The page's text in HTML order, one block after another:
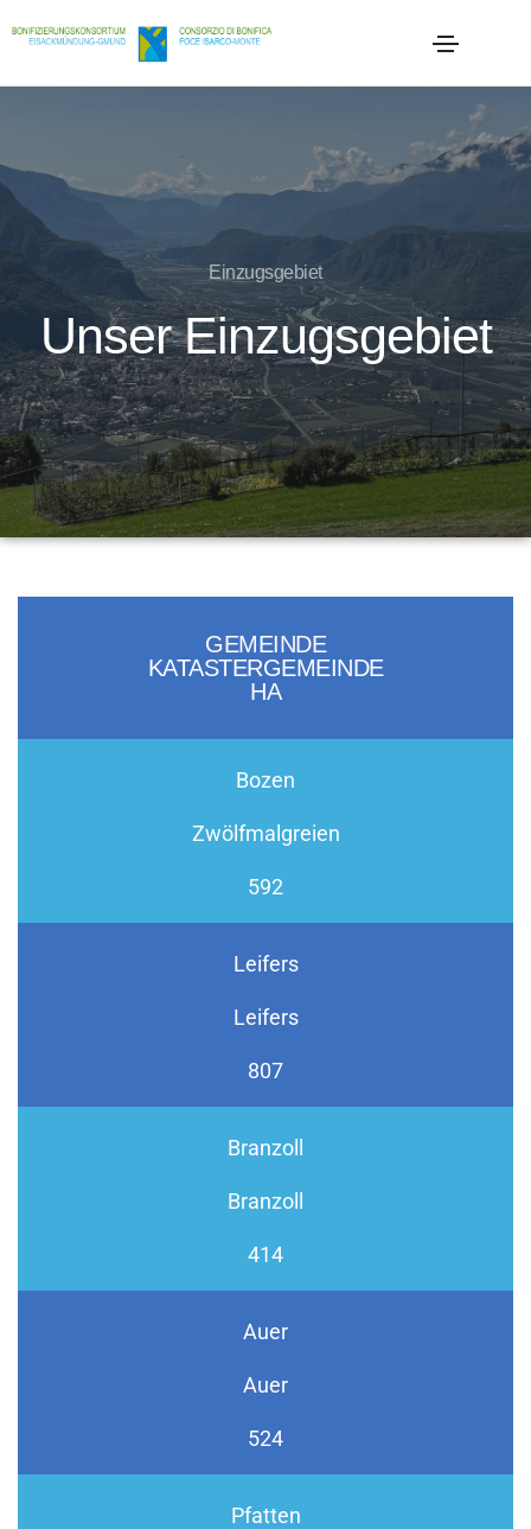
Einzugsgebiet
Unser Einzugsgebiet
GEMEINDE
KATASTERGEMEINDE
HA
Bozen
Zwölfmalgreien
592
Leifers
Leifers
807
Branzoll
Branzoll
414
Auer
Auer
524
Pfatten